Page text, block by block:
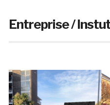
Entreprise /